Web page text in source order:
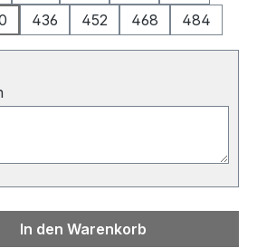
436 452 468 484
gewünschten Wert
In den Warenkorb